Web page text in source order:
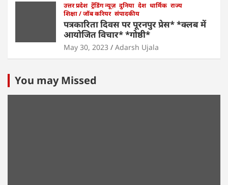
उत्तर प्रदेश ट्रेंडिंग न्यूज़ दुनिया देश धार्मिक राज्य
शिक्षा / जॉब करियर संपादकीय
पत्रकारिता दिवस पर पूरनपुर प्रेस* *क्लब में
आयोजित विचार* *गोष्ठी*
May 30, 2023 Adarsh Ujala
You may Missed